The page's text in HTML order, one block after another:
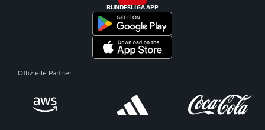
BUNDESLIGA APP
Offizielle Partner